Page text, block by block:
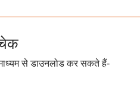
माध्यम से डाउनलोड कर सकते हैं-